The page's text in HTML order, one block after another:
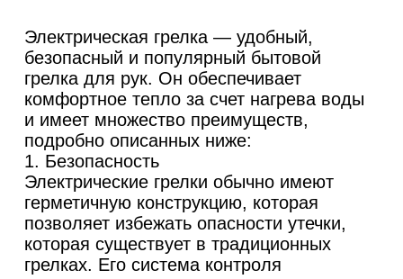
Электрическая грелка — удобный,
безопасный и популярный бытовой
грелка для рук. Он обеспечивает
комфортное тепло за счет нагрева воды
и имеет множество преимуществ,
подробно описанных ниже:
1. Безопасность
Электрические грелки обычно имеют
герметичную конструкцию, которая
позволяет избежать опасности утечки,
которая существует в традиционных
грелках. Его система контроля